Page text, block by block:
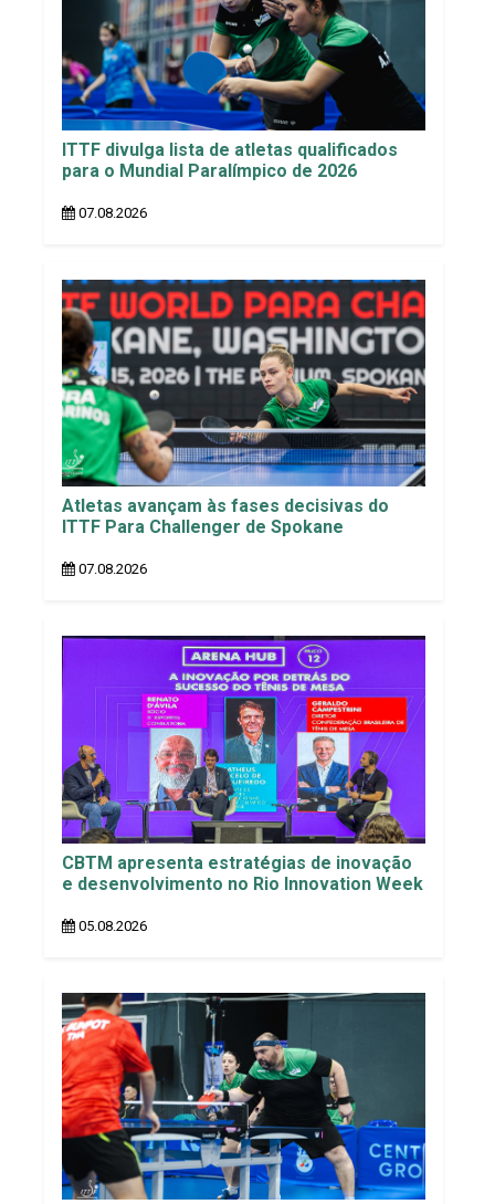
ITTF divulga lista de atletas qualificados
para o Mundial Paralímpico de 2026
07.08.2026
Atletas avançam às fases decisivas do
ITTF Para Challenger de Spokane
07.08.2026
CBTM apresenta estratégias de inovação
e desenvolvimento no Rio Innovation Week
05.08.2026